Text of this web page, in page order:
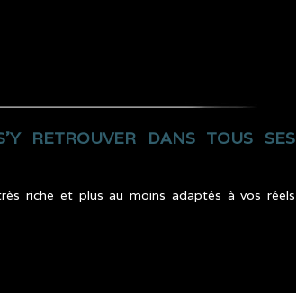
RETROUVER DANS TOUS SES
riche et plus au moins adaptés à vos réels